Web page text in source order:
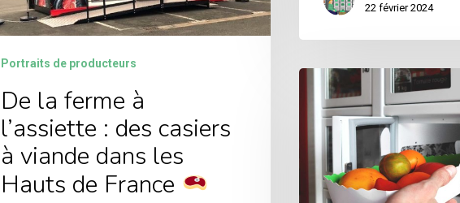
22 février 2024
Portraits de producteurs
De la ferme à
l’assiette : des casiers
à viande dans les
Hauts de France